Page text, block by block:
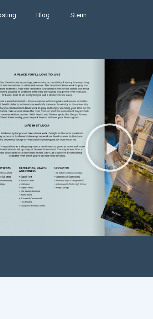
Blog Steun